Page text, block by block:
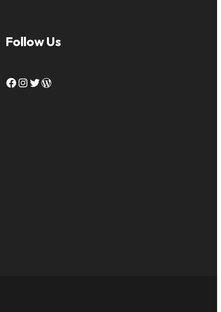
Follow Us
Facebook Instagram Twitter WordPress